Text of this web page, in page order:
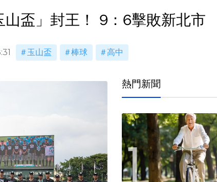
盃」封王！ 9：6擊敗新北市
玉山盃 棒球 高中
熱門新聞